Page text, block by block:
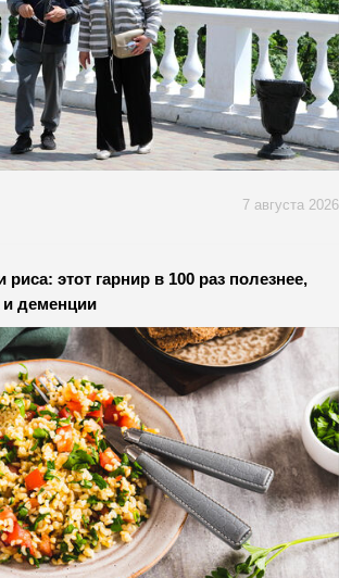
7 августа 2026
этот гарнир в 100 раз полезнее,
и деменции